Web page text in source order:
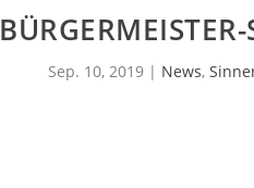
Sep. 10, 2019| News,